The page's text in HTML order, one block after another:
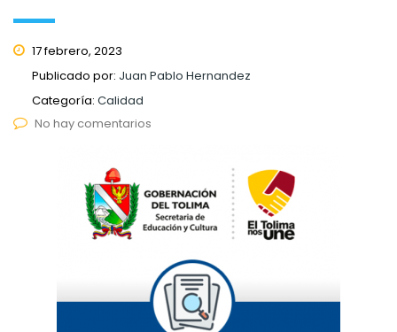
17 febrero, 2023
Publicado por: Juan Pablo Hernandez
Categoría: Calidad
No hay comentarios